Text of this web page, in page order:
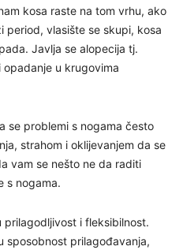
kosa raste na tom vrhu, ako
period, vlasište se skupi, kosa
Javlja se alopecija tj.
u krugovima
se problemi s nogama često
strahom i oklijevanjem da se
vam se nešto ne da raditi
s nogama.
prilagodljivost i fleksibilnost.
sposobnost prilagođavanja,